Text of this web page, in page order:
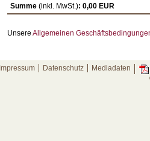
Summe (inkl. MwSt.): 0,00 EUR
Unsere Allgemeinen
Impressum Datenschutz Mediadaten